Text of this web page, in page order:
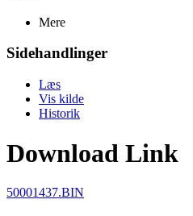
Mere
Sidehandlinger
Læs
Vis kilde
Historik
Download Link
50001437.BIN